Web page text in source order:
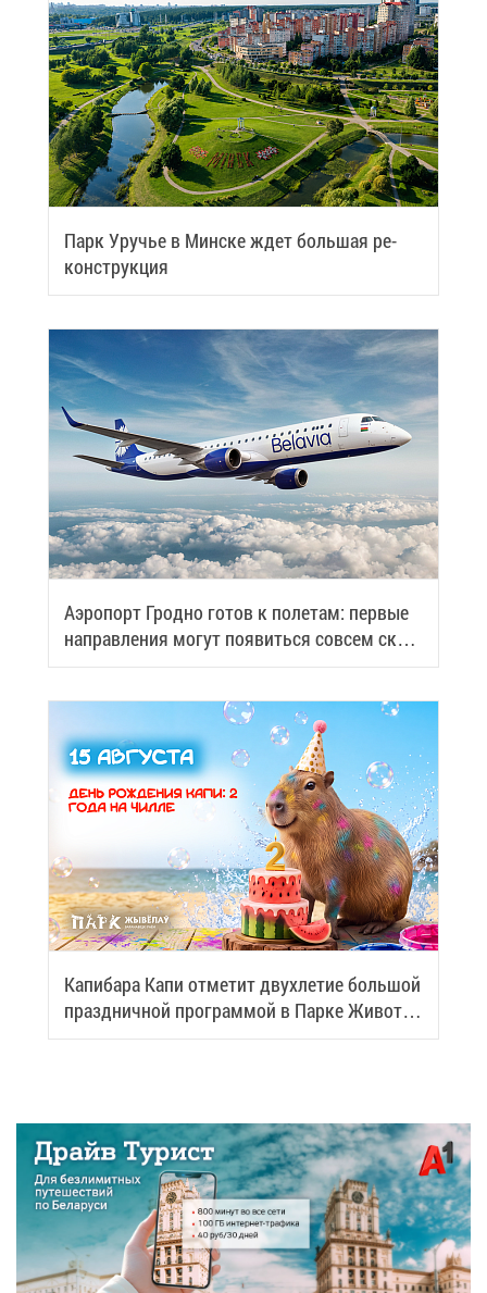
Парк Уру­чье в Мин­ске ждет боль­шая ре­
кон­струк­ция
Аэро­порт Грод­но го­тов к по­ле­там: пер­вые
на­прав­ле­ния мо­гут по­явить­ся со­всем ско­
ро
Ка­пи­ба­ра Ка­пи от­ме­тит двух­ле­тие боль­шой
празд­нич­ной про­грам­мой в Пар­ке Жи­вот­
ных